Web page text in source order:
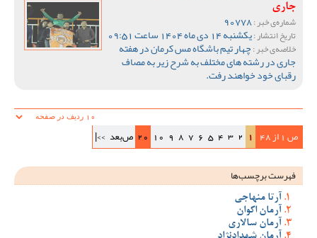
جاری
شماره‌ی خبر :
تاریخ انتشار :یکشنبه 14 دی ماه 1404 ساعت 09:51
خلاصه‌ی خبر :چهار تیم باشگاه مس کرمان در هفته
جاری در رشته های مختلف به شرح زیر به مصاف
رقبای خود خواهند رفت.
ص 1 از 48 1
2
3
4
5
6
7
8
9
10
20 ص‌بعد >>|
فهرست برچسب‌ها
آرتا منهاجی
آرمان اکوان
آرمان سالاری